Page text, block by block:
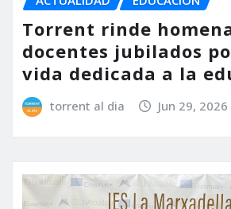
Torrent rinde
docentes jubilados
vida dedicada a la
torrent al dia Jun 29, 2026